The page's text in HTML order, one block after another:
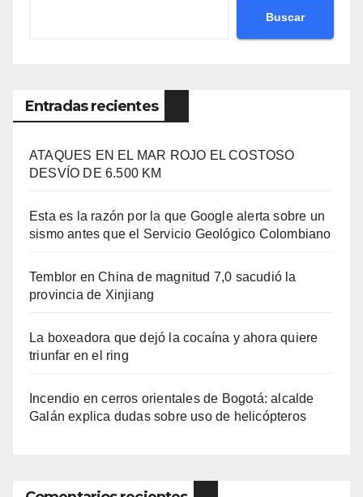
Buscar
Entradas recientes
ATAQUES EN EL MAR ROJO EL COSTOSO
DESVÍO DE 6.500 KM
Esta es la razón por la que Google alerta sobre un
sismo antes que el Servicio Geológico Colombiano
Temblor en China de magnitud 7,0 sacudió la
provincia de Xinjiang
La boxeadora que dejó la cocaína y ahora quiere
triunfar en el ring​
Incendio en cerros orientales de Bogotá: alcalde
Galán explica dudas sobre uso de helicópteros